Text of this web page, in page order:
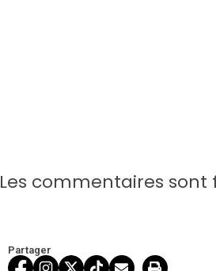
Les commentaires sont
Partager